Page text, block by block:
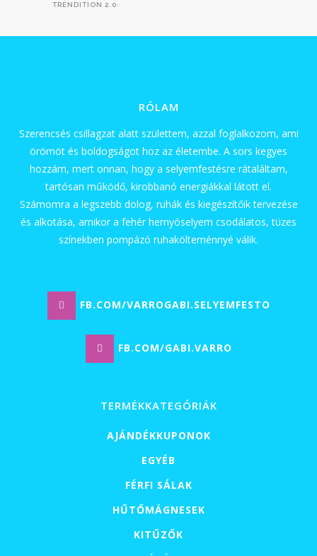
TRENDITION 2.0
RÓLAM
Szerencsés csillagzat alatt születtem, azzal foglalkozom, ami
örömöt és boldogságot hoz az életembe. A sors kegyes
hozzám, mert onnan, hogy a selyemfestésre rátaláltam,
tartósan működő, kirobbanó energiákkal látott el.
Számomra a legszebb dolog, ruhák és kiegészítőik tervezése
és alkotása, amikor a fehér hernyóselyem csodálatos, tüzes
színekben pompázó ruhakölteménnyé válik.
FB.COM/VARROGABI.SELYEMFESTO
FB.COM/GABI.VARRO
TERMÉKKATEGÓRIÁK
AJÁNDÉKKUPONOK
EGYÉB
FÉRFI SÁLAK
HŰTŐMÁGNESEK
KITŰZŐK